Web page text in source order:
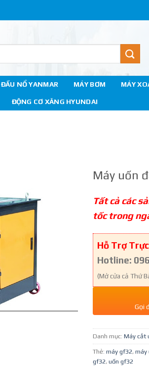
ĐẦU NỔ YANMAR MÁY BƠM MÁY
ĐỘNG CƠ XĂNG HYUNDAI
Máy uốn
Tất cả các
tốc trong
Hỗ Trợ
Hotline:
(Mở cửa cả Thứ
Gọi
Danh mục: Máy cắt
Thẻ: máy gf32, máy
gf32, uốn gf32